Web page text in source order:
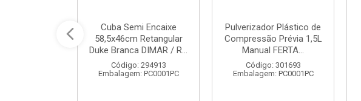
Cuba Semi Encaixe
58,5x46cm Retangular
Duke Branca DIMAR / R...
Código: 294913
Embalagem: PC0001PC
Pulverizador Plástico de
Compressão Prévia 1,5L
Manual FERTA...
Código: 301693
Embalagem: PC0001PC